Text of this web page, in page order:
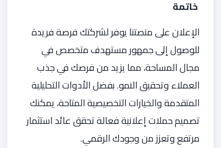
خاتمة
الإعلان على منصتنا يوفر لشركتك فرصة فريدة
للوصول إلى جمهور مستهدف متخصص في
مجال المساحة، مما يزيد من فرصك في جذب
العملاء وتحقيق النمو. بفضل الأدوات التحليلية
المتقدمة والخيارات التخصيصية المتاحة، يمكنك
تصميم حملات إعلانية فعالة تحقق عائد استثمار
مرتفع وتعزز من وجودك الرقمي.